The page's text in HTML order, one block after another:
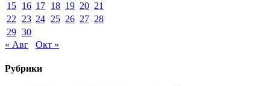
15 16 17 18 19 20 21
22 23 24 25 26 27 28
29 30
« Авг
Окт »
Рубрики